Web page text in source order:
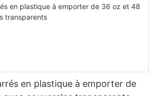
en plastique à emporter de